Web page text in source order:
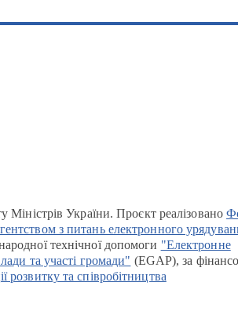
Міністрів України. Проєкт реалізовано
з питань електронного
технічної допомоги "Електронне
та участі громади" (EGAP), за
розвитку та співробітництва